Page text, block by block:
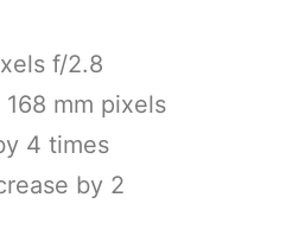
f/2.8
mm pixels
4 times
by 2